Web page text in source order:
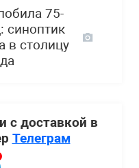
75-
синоптик
в столицу
с доставкой в
Телеграм